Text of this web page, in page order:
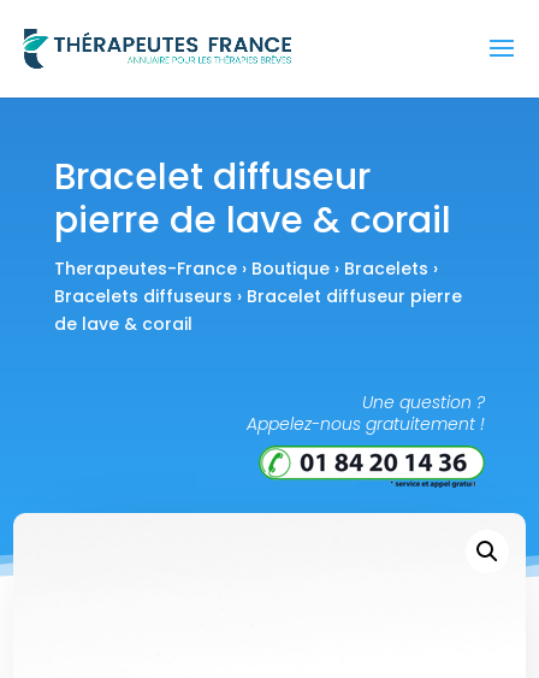
Bracelet diffuseur
pierre de lave & corail
Therapeutes-France› Boutique› Bracelets ›
Bracelets diffuseurs › Bracelet diffuseur pierre
de lave & corail
Une question ?
Appelez-nous gratuitement !